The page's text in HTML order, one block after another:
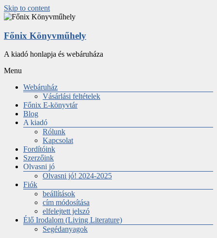
Skip to content
Főnix Könyvműhely
A kiadó honlapja és webáruháza
Menu
Webáruház
Vásárlási feltételek
Főnix E-könyvtár
Blog
A kiadó
Rólunk
Kapcsolat
Fordítóink
Szerzőink
Olvasni jó
Olvasni jó! 2024-2025
Fiók
beállítások
cím módosítása
elfelejtett jelszó
Élő Irodalom (Living Literature)
Segédanyagok